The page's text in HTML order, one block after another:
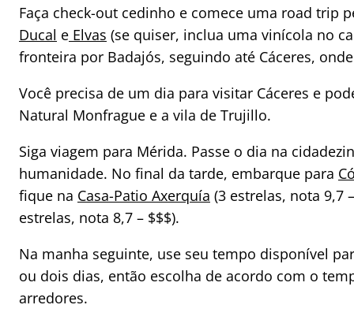
Faça check-out cedinho e comece uma road trip
Ducal e Elvas (se quiser, inclua uma vinícola no
fronteira por Badajós, seguindo até Cáceres,
Você precisa de um dia para visitar Cáceres e
Natural Monfrague e a vila de Trujillo.
Siga viagem para Mérida. Passe o dia na
humanidade. No final da tarde, embarque para
fique na Casa-Patio Axerquía (3 estrelas, nota 9,7
estrelas, nota 8,7 – $$$).
Na manha seguinte, use seu tempo disponível
ou dois dias, então escolha de acordo com o
arredores.